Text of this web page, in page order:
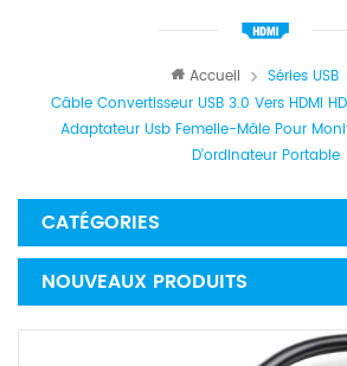
Accueil
Séries USB
Câble Convertisseur USB 3.0 Vers HDMI
Adaptateur Usb Femelle-Mâle Pour
D'ordinateur Portable
CATÉGORIES
NOUVEAUX PRODUITS